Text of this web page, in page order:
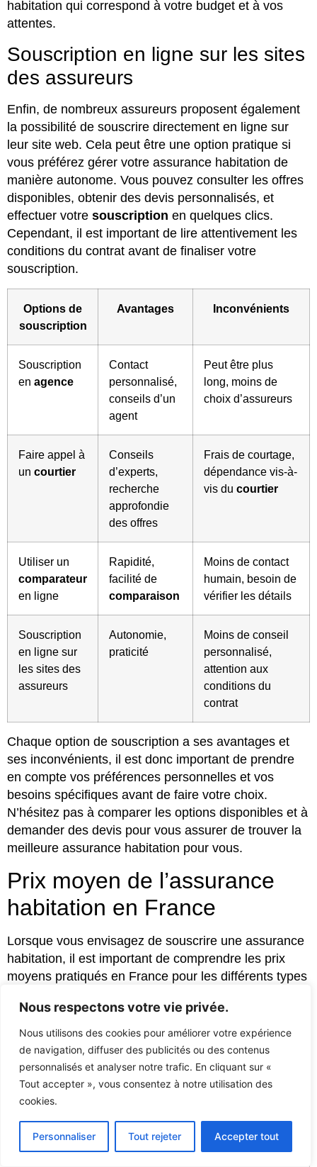
Nous respectons votre vie privée.
Nous utilisons des cookies pour améliorer votre expérience
de navigation, diffuser des publicités ou des contenus
personnalisés et analyser notre trafic. En cliquant sur «
Tout accepter », vous consentez à notre utilisation des
cookies.
Personnaliser Tout rejeter Accepter tout
habitation qui correspond à votre budget et à vos
attentes.
Souscription en ligne sur les sites
des assureurs
Enfin, de nombreux assureurs proposent également
la possibilité de souscrire directement en ligne sur
leur site web. Cela peut être une option pratique si
vous préférez gérer votre assurance habitation de
manière autonome. Vous pouvez consulter les offres
disponibles, obtenir des devis personnalisés, et
effectuer votre souscription en quelques clics.
Cependant, il est important de lire attentivement les
conditions du contrat avant de finaliser votre
souscription.
Options de
souscription
Avantages Inconvénients
Souscription
en agence
Contact
personnalisé,
conseils d’un
agent
Peut être plus
long, moins de
choix d’assureurs
Faire appel à
un courtier
Conseils
d’experts,
recherche
approfondie
des offres
Frais de courtage,
dépendance vis-à-
vis du courtier
Utiliser un
comparateur
en ligne
Rapidité,
facilité de
comparaison
Moins de contact
humain, besoin de
vérifier les détails
Souscription
en ligne sur
les sites des
assureurs
Autonomie,
praticité
Moins de conseil
personnalisé,
attention aux
conditions du
contrat
Chaque option de souscription a ses avantages et
ses inconvénients, il est donc important de prendre
en compte vos préférences personnelles et vos
besoins spécifiques avant de faire votre choix.
N’hésitez pas à comparer les options disponibles et à
demander des devis pour vous assurer de trouver la
meilleure assurance habitation pour vous.
Prix moyen de l’assurance
habitation en France
Lorsque vous envisagez de souscrire une assurance
habitation, il est important de comprendre les prix
moyens pratiqués en France pour les différents types
mieux évaluer votre budget et à prendre une décision
éclairée. Voici les prix moyens de l’assurance
habitation en France pour les appartements et les
maisons.
Type de logement
Appartement 216 €